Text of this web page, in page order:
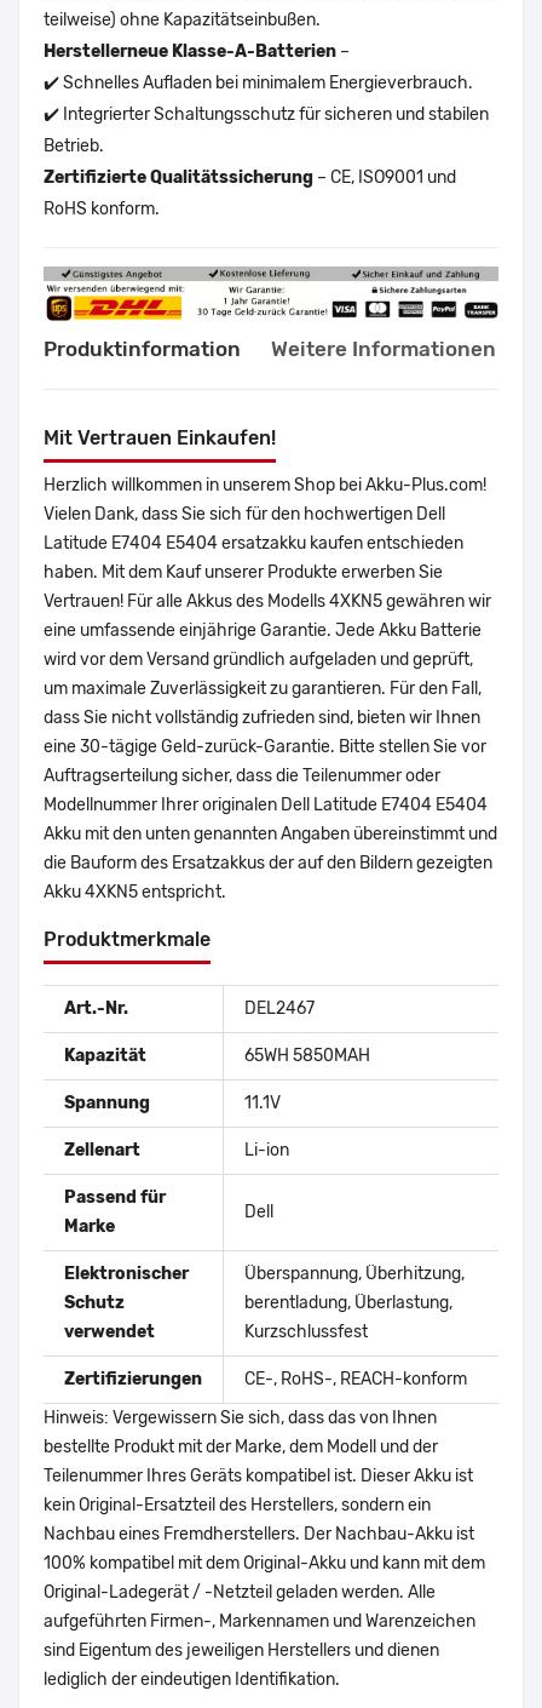
teilweise) ohne Kapazitätseinbußen.
Herstellerneue Klasse-A-Batterien –
✔️ Schnelles Aufladen bei minimalem Energieverbrauch.
✔️ Integrierter Schaltungsschutz für sicheren und stabilen
Betrieb.
Zertifizierte Qualitätssicherung – CE, ISO9001 und
RoHS konform.
Produktinformation Weitere Informationen
Mit Vertrauen Einkaufen!
Herzlich willkommen in unserem Shop bei Akku-Plus.com!
Vielen Dank, dass Sie sich für den hochwertigen Dell
Latitude E7404 E5404 ersatzakku kaufen entschieden
haben. Mit dem Kauf unserer Produkte erwerben Sie
Vertrauen! Für alle Akkus des Modells 4XKN5 gewähren wir
eine umfassende einjährige Garantie. Jede Akku Batterie
wird vor dem Versand gründlich aufgeladen und geprüft,
um maximale Zuverlässigkeit zu garantieren. Für den Fall,
dass Sie nicht vollständig zufrieden sind, bieten wir Ihnen
eine 30-tägige Geld-zurück-Garantie. Bitte stellen Sie vor
Auftragserteilung sicher, dass die Teilenummer oder
Modellnummer Ihrer originalen Dell Latitude E7404 E5404
Akku mit den unten genannten Angaben übereinstimmt und
die Bauform des Ersatzakkus der auf den Bildern gezeigten
Akku 4XKN5 entspricht.
Produktmerkmale
Art.-Nr. DEL2467
Kapazität 65WH 5850MAH
Spannung 11.1V
Zellenart Li-ion
Passend für
Marke
Dell
Elektronischer
Schutz
verwendet
Überspannung, Überhitzung,
berentladung, Überlastung,
Kurzschlussfest
Zertifizierungen
CE-, RoHS-, REACH-konform
Hinweis: Vergewissern Sie sich, dass das von Ihnen
bestellte Produkt mit der Marke, dem Modell und der
Teilenummer Ihres Geräts kompatibel ist. Dieser Akku ist
kein Original-Ersatzteil des Herstellers, sondern ein
Nachbau eines Fremdherstellers. Der Nachbau-Akku ist
100% kompatibel mit dem Original-Akku und kann mit dem
Original-Ladegerät / -Netzteil geladen werden. Alle
aufgeführten Firmen-, Markennamen und Warenzeichen
sind Eigentum des jeweiligen Herstellers und dienen
lediglich der eindeutigen Identifikation.